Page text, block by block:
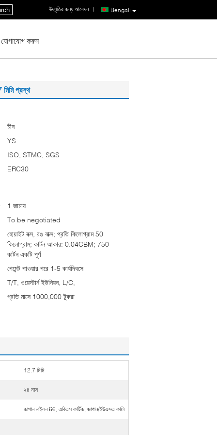
Bengali
উদ্ধৃতির জন্য আবেদন |
যোগাযোগ করুন
মিমি প্রস্থ
চীন
YS
ISO, STMC, SGS
ERC30
1 জামায়
To be negotiated
হোয়াইট বক্স, রঙ বাক্স; প্রতি কিলোগ্রাম 50
কিলোগ্রাম; কার্টন আকার: 0.04CBM; 750
কার্টন একটি পূর্ণ
পেমেন্ট পাওয়ার পরে 1-5 কার্যদিবসে
T/T, ওয়েস্টার্ন ইউনিয়ন, L/C,
প্রতি মাসে 1000,000 টুকরা
12.7 মিমি
২৪ মাস
জাপান নাইলন 66, এবিএস কার্টিজ, জাপান/ইউএসএ কালি